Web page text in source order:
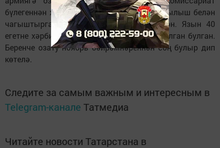
бүлегеннән хәбәр итүләренчә, язгы чакырылыш белән
чагыштырганда көзгә план бераз кимегән. Язын 40
егетне хәрби хезмәткә чакыру бурычы куелган булган.
Беренче озату ноябрь бәйрәмнәреннән соң булыр дип
көтелә.
Следите за самым важным и интересным в
Telegram-канале Татмедиа
Читайте новости Татарстана в